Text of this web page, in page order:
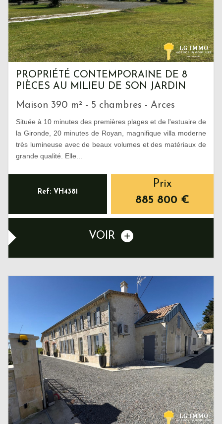
PROPRIÉTÉ CONTEMPORAINE DE 8
PIÈCES AU MILIEU DE SON JARDIN
Maison 390 m² - 5 chambres - Arces
Située à 10 minutes des premières plages et de l'estuaire de
la Gironde, 20 minutes de Royan, magnifique villa moderne
très lumineuse avec de beaux volumes et des matériaux de
grande qualité. Elle...
Ref: VH4381
Prix
885 800 €
VOIR